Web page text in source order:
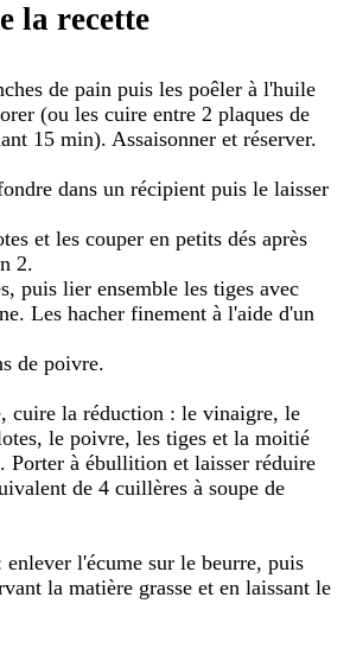
la recette
de pain puis les poêler à l'huile
(ou les cuire entre 2 plaques de
15 min). Assaisonner et réserver.
dans un récipient puis le laisser
et les couper en petits dés après
2.
puis lier ensemble les tiges avec
Les hacher finement à l'aide d'un
de poivre.
cuire la réduction : le vinaigre, le
le poivre, les tiges et la moitié
Porter à ébullition et laisser réduire
de 4 cuillères à soupe de
l'écume sur le beurre, puis
la matière grasse et en laissant le